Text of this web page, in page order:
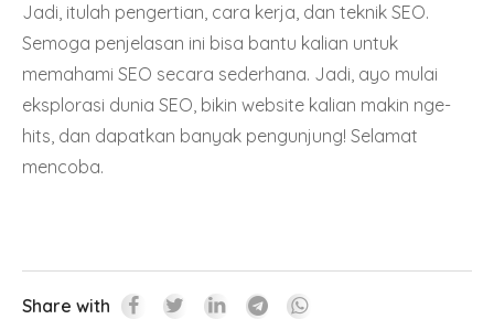
Jadi, itulah pengertian, cara kerja, dan teknik SEO.
Semoga penjelasan ini bisa bantu kalian untuk
memahami SEO secara sederhana. Jadi, ayo mulai
eksplorasi dunia SEO, bikin website kalian makin nge-
hits, dan dapatkan banyak pengunjung! Selamat
mencoba.
Share with